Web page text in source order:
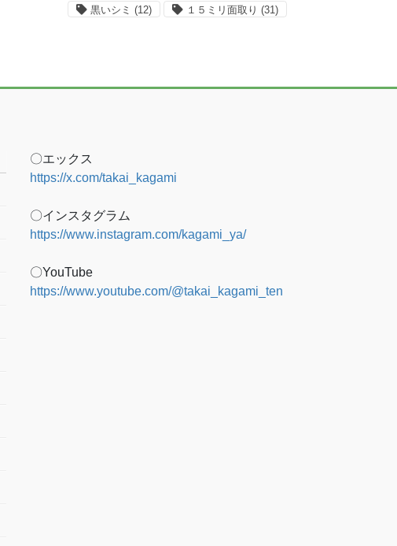
黒いシミ (12) １５ミリ面取り (31)
〇エックス
https://x.com/takai_kagami
〇インスタグラム
https://www.instagram.com/kagami_ya/
〇YouTube
https://www.youtube.com/@takai_kagami_ten